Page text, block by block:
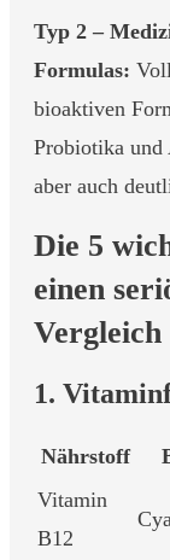
Typ 2 –
Formulas:
bioaktiven
Probiotika
aber auch
Die 5
einen
Vergleich
1.
Nährstoff
Vitamin
B12